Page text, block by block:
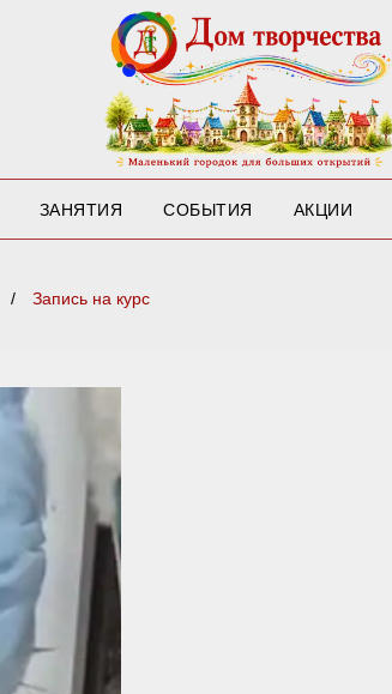
ЗАНЯТИЯ СОБЫТИЯ АКЦИИ
/ Запись на курс